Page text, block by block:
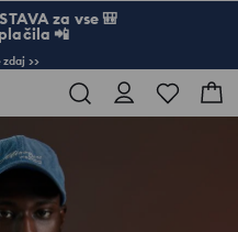
za vse 🎒
📲
>>